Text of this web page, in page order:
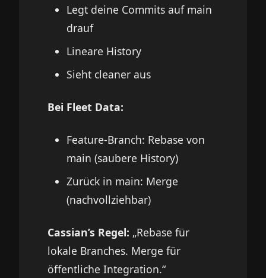
Legt deine Commits auf main
drauf
Lineare History
Sieht cleaner aus
Bei Fleet Data:
Feature-Branch: Rebase von
main (saubere History)
Zurück in main: Merge
(nachvollziehbar)
Cassian’s Regel: „Rebase für
lokale Branches. Merge für
öffentliche Integration.“